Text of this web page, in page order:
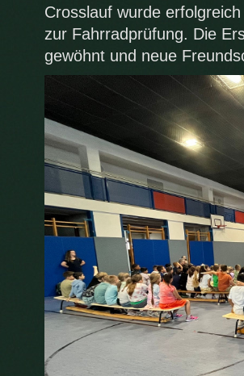
Crosslauf wurde
zur Fahrradprüfung. Die
gewöhnt und neue